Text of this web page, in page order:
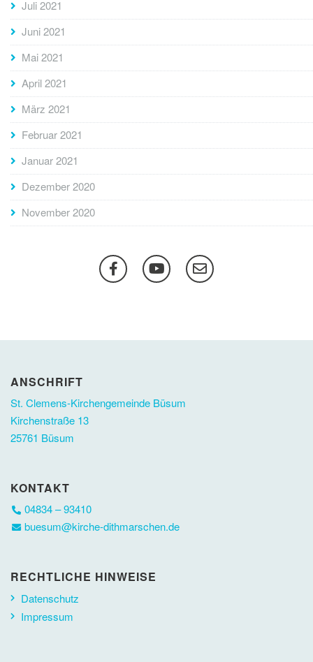
Juli 2021
Juni 2021
Mai 2021
April 2021
März 2021
Februar 2021
Januar 2021
Dezember 2020
November 2020
ANSCHRIFT
St. Clemens-Kirchengemeinde Büsum
Kirchenstraße 13
25761 Büsum
KONTAKT
04834 – 93410
buesum@kirche-dithmarschen.de
RECHTLICHE HINWEISE
Datenschutz
Impressum